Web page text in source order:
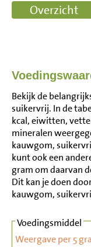
Bekijk de
suikervrij. In de
kcal, eiwitten,
mineralen
kauwgom,
kunt ook een
gram om daarvan
Dit kan je doen
kauwgom,
Voedingsmiddel
Weergave per 5